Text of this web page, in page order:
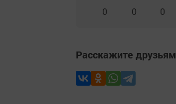
0 0 0
Расскажите друзьям